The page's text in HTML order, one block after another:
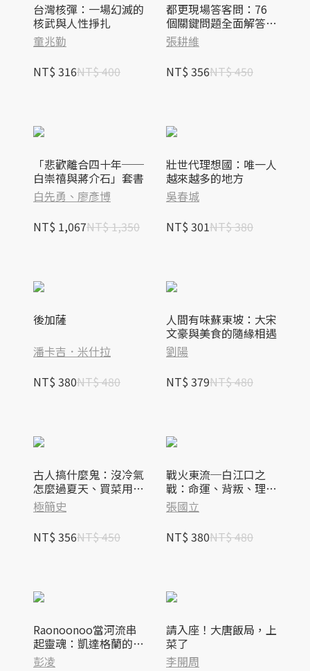
台灣核彈：一場幻滅的
核武與人性掙扎
童兆勤
NT$ 316NT$ 400
都更現場答客問：76
個關鍵問題全面解答住
戶最關心的都更權益、
流程與分配
張耕維
NT$ 356NT$ 450
「悲歡離合四十年──
白崇禧與蔣介石」套書
白先勇、廖彥博
NT$ 1,067NT$ 1,350
壯世代理想國：唯一人
越來越多的地方
吳春城
NT$ 301NT$ 380
後加薩
潘卡吉．米什拉
NT$ 380NT$ 480
人間有味蘇東坡：大宋
文豪與美食的隨緣相遇
劉陽
NT$ 379NT$ 480
古人搞什麼鬼：沒冷氣
怎麼過夏天、買菜用銀
子怎麼找零、古人追星
也很瘋……回到古代，
看古人都在做什麼！
極簡史
NT$ 356NT$ 450
戰火東流─白江口之
戰：命運、背叛、理想
與悲歌
張國立
NT$ 380NT$ 480
Raonoonoo當河流串
起靈魂：凱達格蘭的記
憶與重生之路
彭凌
請入座！大唐飯局，上
菜了
李開周